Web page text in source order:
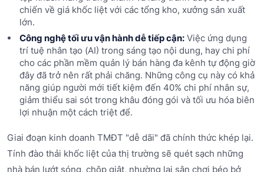
chiến về giá khốc liệt với các tổng kho, xưởng sản xuất
lớn.
Công nghệ tối ưu vận hành dễ tiếp cận:Việc ứng dụng
trí tuệ nhân tạo (AI) trong sáng tạo nội dung, hay chi phí
cho các phần mềm quản lý bán hàng đa kênh tự động giờ
đây đã trở nên rất phải chăng. Những công cụ này có khả
năng giúp người mới tiết kiệm đến 40% chi phí nhân sự,
giảm thiểu sai sót trong khâu đóng gói và tối ưu hóa biên
lợi nhuận một cách triệt để.
Giai đoạn kinh doanh TMĐT "dễ dãi" đã chính thức khép lại.
Tính đào thải khốc liệt của thị trường sẽ quét sạch những
nhà bán lướt sóng, chộp giật, nhường lại sân chơi béo bở